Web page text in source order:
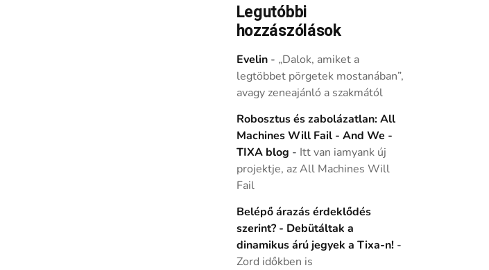
Legutóbbi
hozzászólások
Evelin- „Dalok, amiket a
legtöbbet pörgetek mostanában”,
avagy zeneajánló a szakmától
Robosztus és zabolázatlan: All
Machines Will Fail - And We -
TIXA blog - Itt van iamyank új
projektje, az All Machines Will
Fail
Belépő árazás érdeklődés
szerint? - Debütáltak a
dinamikus árú jegyek a Tixa-n! -
Zord időkben is